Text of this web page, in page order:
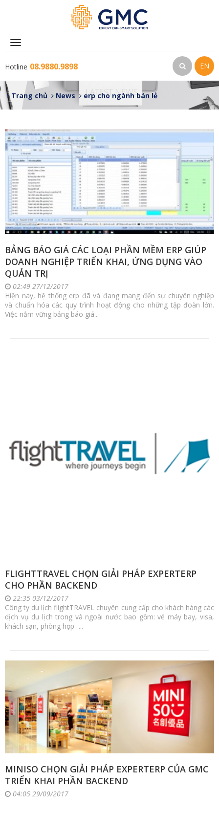
Toggle
Hotline 08.9880.9898 EN
Trang chủ News erp cho ngành bán lẻ
BẢNG BÁO GIÁ CÁC LOẠI PHẦN MỀM ERP GIÚP
DOANH NGHIỆP TRIỂN KHAI, ỨNG DỤNG VÀO
QUẢN TRỊ
02:49 27/12/2017
Hiện nay, hệ thống erp đã và đang mang đến sự chuyên nghiệp
và chuẩn hóa các quy trình hoạt động cho những tập đoàn lớn.
Việc nắm vững bảng báo giá...
FLIGHTTRAVEL CHỌN GIẢI PHÁP EXPERTERP
CHO PHẦN BACKEND
22:35 03/12/2017
Công ty du lịch flightTRAVEL chuyên cung cấp cho khách hàng các
dịch vụ du lịch trong và ngoài nước bao gồm: vé máy bay, visa,
khách sạn, phòng họp -...
MINISO CHỌN GIẢI PHÁP EXPERTERP CỦA GMC
TRIỂN KHAI PHẦN BACKEND
04:05 29/09/2017